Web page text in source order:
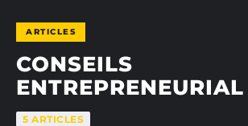
ARTICLES
CONSEILS
ENTREPRENEURIAL
5 ARTICLES